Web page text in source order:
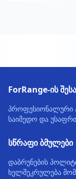
ForRange-ის
პროფესიონალური
საიმედო და
სწრაფი ბმულები
დაბრუნების
ხელშეკრულება